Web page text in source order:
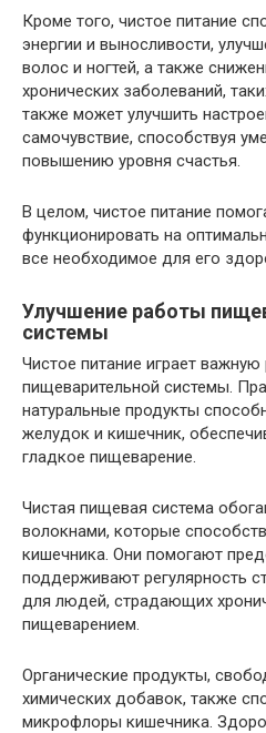
Кроме того, чистое питание
энергии и выносливости,
волос и ногтей, а также
хронических заболеваний,
также может улучшить
самочувствие, способствуя
повышению уровня счастья.
В целом, чистое питание
функционировать на
все необходимое для его
Улучшение работы
системы
Чистое питание играет
пищеварительной системы.
натуральные продукты
желудок и кишечник,
гладкое пищеварение.
Чистая пищевая система
волокнами, которые
кишечника. Они помогают
поддерживают регулярность
для людей, страдающих
пищеварением.
Органические продукты,
химических добавок, также
микрофлоры кишечника.